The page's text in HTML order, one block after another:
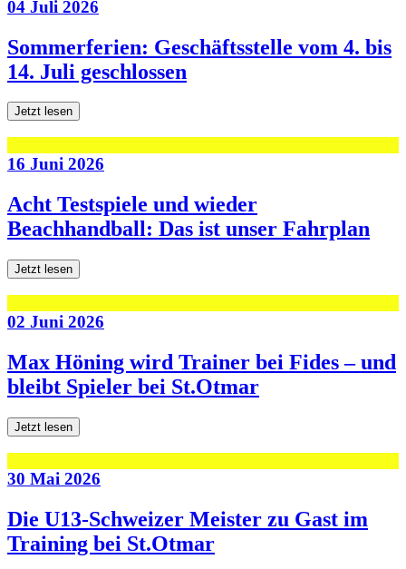
04 Juli 2026
Sommerferien: Geschäftsstelle vom 4. bis
14. Juli geschlossen
Jetzt lesen
16 Juni 2026
Acht Testspiele und wieder
Beachhandball: Das ist unser Fahrplan
Jetzt lesen
02 Juni 2026
Max Höning wird Trainer bei Fides – und
bleibt Spieler bei St.Otmar
Jetzt lesen
30 Mai 2026
Die U13-Schweizer Meister zu Gast im
Training bei St.Otmar